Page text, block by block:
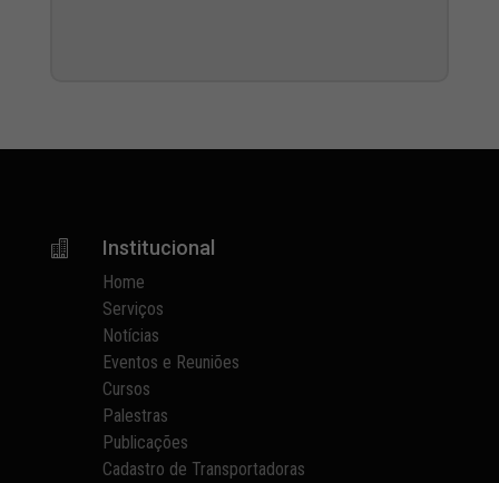
 Institucional
Home
Serviços
Notícias
Eventos e Reuniões
Cursos
Palestras
Publicações
Cadastro de Transportadoras